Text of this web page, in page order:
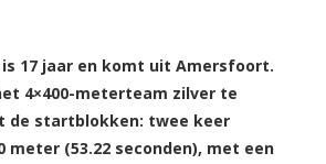
17 jaar en komt uit Amersfoort.
4×400-meterteam zilver te
de startblokken: twee keer
(53.22 seconden), met een